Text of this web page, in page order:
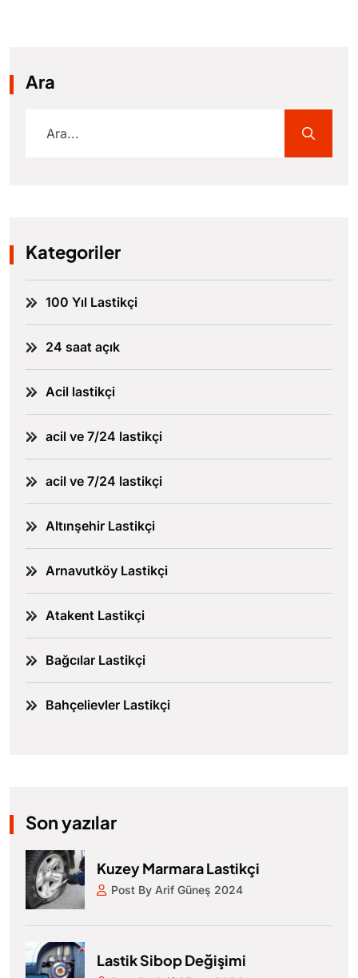
Ara
Kategoriler
100 Yıl Lastikçi
24 saat açık
Acil lastikçi
acil ve 7/24 lastikçi
acil ve 7/24 lastikçi
Altınşehir Lastikçi
Arnavutköy Lastikçi
Atakent Lastikçi
Bağcılar Lastikçi
Bahçelievler Lastikçi
Son yazılar
Kuzey Marmara Lastikçi
Post By Arif Güneş 2024
Lastik Sibop Değişimi